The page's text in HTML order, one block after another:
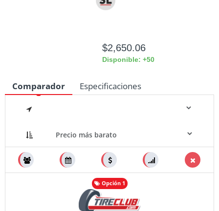
$2,650.06
Disponible: +50
Comparador Especificaciones
Opción 1